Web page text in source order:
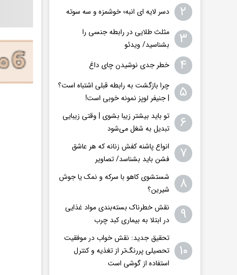
۲ دسر لایه ای انبه؛ خوشمزه و سه سوته
۳
مثلث طلایی در رابطه جنسی را
بشناسید/ ویدئو
۴ خطر جدی نوشیدن چای داغ
۵
چرا بازگشت به رابطه قبلی اشتباه است؟
| جنیفر لوپز نمونه خوبی است!
۶
تو باید بیشتر زیبا بشوی | وقتی زیبایی
تبدیل به شغل می‌شود
۷
انواع پاشنه کفش زنانه که هر عاشق
فشن باید بشناسد/ تصاویر
۸
شستشوی کاهو با سرکه و نمک یا جوش
شیرین؟
۹
نقش خطرناک بسته‌بندی مواد غذایی
در ابتلا به بیماری کبد چرب
۱۰
تحقیق جدید: نقش خواب در موفقیت
تحصیلی پررنگ‌تر از تغذیه و کنترل
استفاده از گوشی است